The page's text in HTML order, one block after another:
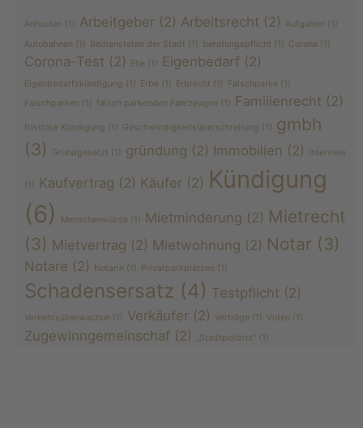
Anhusten (1) Arbeitgeber (2) Arbeitsrecht (2) Aufgaben (1)
Autobahnen (1) Bediensteten der Stadt (1) beratungspflicht (1) Corona (1)
Corona-Test (2) Ehe (1) Eigenbedarf (2)
Eigenbedarfskündigung (1) Erbe (1) Erbrecht (1) Falschparke (1)
Falschparken (1) falsch parkenden Fahrzeugen (1) Familienrecht (2)
fristlose Kündigung (1) Geschwindigkeitsüberschreitung (1) gmbh
(3)
Grundgesetzt (1) gründung (2) Immobilien (2) Interview
(1) Kaufvertrag (2) Käufer (2) Kündigung
(6)
Menschenwürde (1) Mietminderung (2) Mietrecht
(3) Mietvertrag (2) Mietwohnung (2) Notar (3)
Notare (2) Notarin (1) Privatparkplätzen (1)
Schadensersatz (4) Testpflicht (2)
Verkehrsüberwachun (1) Verkäufer (2) Verträge (1) Video (1)
Zugewinngemeinschaf (2) „Stadtpolizist“ (1)